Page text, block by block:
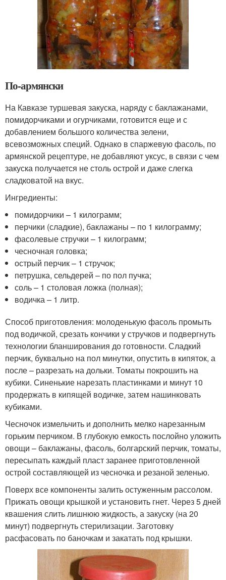
По-армянски
На Кавказе туршевая закуска, наряду с баклажанами,
помидорчиками и огурчиками, готовится еще и с
добавлением большого количества зелени,
всевозможных специй. Однако в спаржевую фасоль, по
армянской рецептуре, не добавляют уксус, в связи с чем
закуска получается не столь острой и даже слегка
сладковатой на вкус.
Ингредиенты:
помидорчики – 1 килограмм;
перчики (сладкие), баклажаны – по 1 килограмму;
фасолевые стручки – 1 килограмм;
чесночная головка;
острый перчик – 1 стручок;
петрушка, сельдерей – по пол пучка;
соль – 1 столовая ложка (полная);
водичка – 1 литр.
Способ приготовления: молоденькую фасоль промыть
под водичкой, срезать кончики у стручков и подвергнуть
технологии бланширования до готовности. Сладкий
перчик, буквально на пол минутки, опустить в кипяток, а
после – разрезать на дольки. Томаты покрошить на
кубики. Синенькие нарезать пластинками и минут 10
продержать в кипящей водичке, затем нашинковать
кубиками.
Чесночок измельчить и дополнить мелко нарезанным
горьким перчиком. В глубокую емкость послойно уложить
овощи – баклажаны, фасоль, болгарский перчик, томаты,
пересыпать каждый пласт заранее приготовленной
острой составляющей из чесночка и резаной зеленью.
Поверх все компоненты залить остуженным рассолом.
Прижать овощи крышкой и установить гнет. Через 5 дней
квашения слить лишнюю жидкость, а закуску (на 20
минут) подвергнуть стерилизации. Заготовку
расфасовать по баночкам и закатать под крышки.